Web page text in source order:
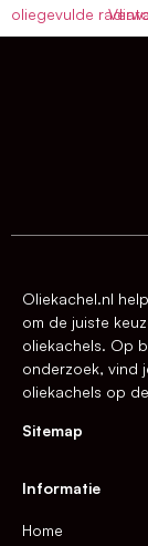
oliegevulde
Oliekachel.nl
om de juiste
oliekachels. Op
onderzoek, vind
oliekachels op
Sitemap
Informatie
Home